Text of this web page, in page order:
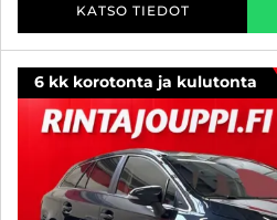
KATSO TIEDOT
6 kk korotonta ja kulutonta